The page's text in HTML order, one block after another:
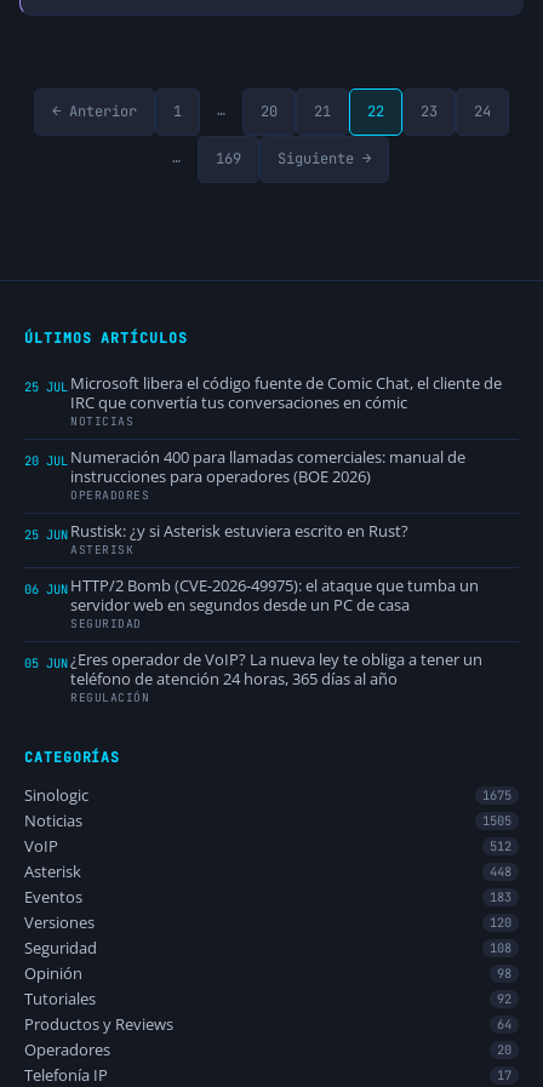
← Anterior 1 … 20 21 22 23 24
… 169 Siguiente →
ÚLTIMOS ARTÍCULOS
25 JUL Microsoft libera el código fuente de Comic Chat, el cliente de
IRC que convertía tus conversaciones en cómic
NOTICIAS
20 JUL Numeración 400 para llamadas comerciales: manual de
instrucciones para operadores (BOE 2026)
OPERADORES
25 JUN Rustisk: ¿y si Asterisk estuviera escrito en Rust?
ASTERISK
06 JUN HTTP/2 Bomb (CVE-2026-49975): el ataque que tumba un
servidor web en segundos desde un PC de casa
SEGURIDAD
05 JUN¿Eres operador de VoIP? La nueva ley te obliga a tener un
teléfono de atención 24 horas, 365 días al año
REGULACIÓN
CATEGORÍAS
Sinologic 1675
Noticias 1505
VoIP 512
Asterisk 448
Eventos 183
Versiones 120
Seguridad 108
Opinión 98
Tutoriales 92
Productos y Reviews 64
Operadores 20
Telefonía IP 17